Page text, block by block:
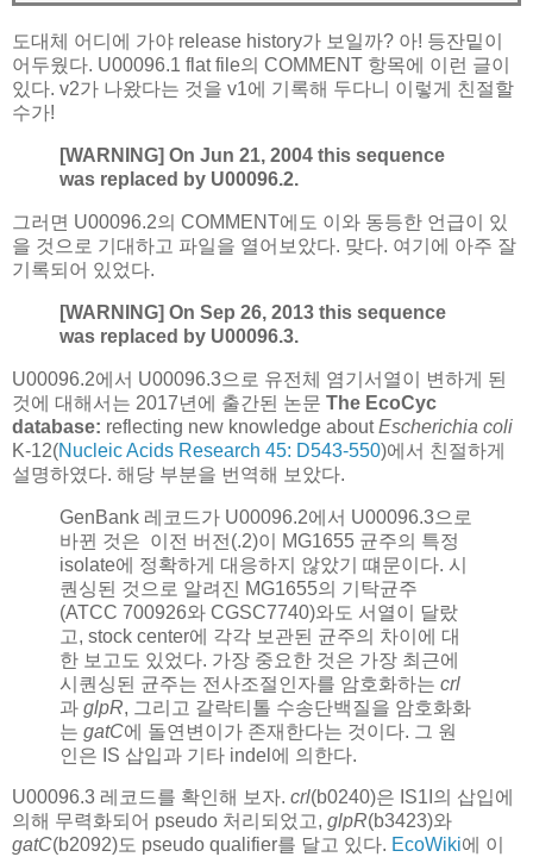
도대체 어디에 가야 release history가 보일까? 아! 등잔밑이
어두웠다. U00096.1 flat file의 COMMENT 항목에 이런 글이
있다. v2가 나왔다는 것을 v1에 기록해 두다니 이렇게 친절할
수가!
[WARNING] On Jun 21, 2004 this sequence
was replaced by U00096.2.
그러면 U00096.2의 COMMENT에도 이와 동등한 언급이 있
을 것으로 기대하고 파일을 열어보았다. 맞다. 여기에 아주 잘
기록되어 있었다.
[WARNING] On Sep 26, 2013 this sequence
was replaced by U00096.3.
U00096.2에서 U00096.3으로 유전체 염기서열이 변하게 된
것에 대해서는 2017년에 출간된 논문 The EcoCyc
database: reflecting new knowledge aboutEscherichia coli
K-12(Nucleic Acids Research 45: D543-550)에서 친절하게
설명하였다. 해당 부분을 번역해 보았다.
GenBank 레코드가 U00096.2에서 U00096.3으로
바뀐 것은 이전 버전(.2)이 MG1655 균주의 특정
isolate에 정확하게 대응하지 않았기 떄문이다. 시
퀀싱된 것으로 알려진 MG1655의 기탁균주
(ATCC 700926와 CGSC7740)와도 서열이 달랐
고, stock center에 각각 보관된 균주의 차이에 대
한 보고도 있었다. 가장 중요한 것은 가장 최근에
시퀀싱된 균주는 전사조절인자를 암호화하는 crl
과 glpR, 그리고 갈락티톨 수송단백질을 암호화화
는 gatC에 돌연변이가 존재한다는 것이다. 그 원
인은 IS 삽입과 기타 indel에 의한다.
U00096.3 레코드를 확인해 보자. crl(b0240)은 IS1I의 삽입에
의해 무력화되어 pseudo 처리되었고, glpR(b3423)와
gatC(b2092)도 pseudo qualifier를 달고 있다. EcoWiki에 이